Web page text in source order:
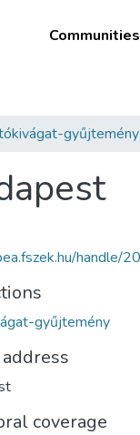
gyűjtemény
handle/
gyűjtemény
coverage